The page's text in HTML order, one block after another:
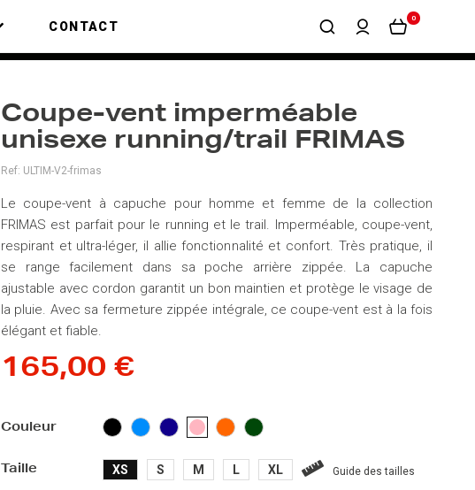
CONTACT
0
Coupe-vent imperméable
unisexe running/trail FRIMAS
Ref: ULTIM-V2-frimas
Le coupe-vent à capuche pour homme et femme de la collection
FRIMAS est parfait pour le running et le trail. Imperméable, coupe-vent,
respirant et ultra-léger, il allie fonctionnalité et confort. Très pratique, il
se range facilement dans sa poche arrière zippée. La capuche
ajustable avec cordon garantit un bon maintien et protège le visage de
la pluie. Avec sa fermeture zippée intégrale, ce coupe-vent est à la fois
élégant et fiable.
165,00 €
Couleur NOIRBLEU
CLAIR
BLEU
FONCÉ
ROSEORANGEVERT
Taille XS S M L XL Guide des tailles